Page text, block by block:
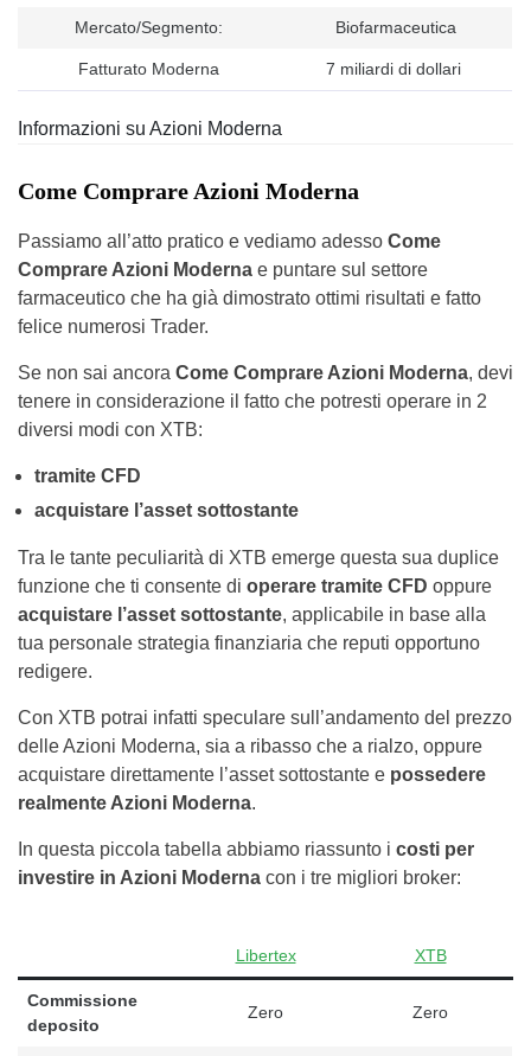
Mercato/Segmento: Biofarmaceutica
Fatturato Moderna 7 miliardi di dollari
Informazioni su Azioni Moderna
Come Comprare Azioni Moderna
Passiamo all’atto pratico e vediamo adesso Come
Comprare Azioni Moderna e puntare sul settore
farmaceutico che ha già dimostrato ottimi risultati e fatto
felice numerosi Trader.
Se non sai ancora Come Comprare Azioni Moderna, devi
tenere in considerazione il fatto che potresti operare in 2
diversi modi con XTB:
tramite CFD
acquistare l’asset sottostante
Tra le tante peculiarità di XTB emerge questa sua duplice
funzione che ti consente di operare tramite CFD oppure
acquistare l’asset sottostante, applicabile in base alla
tua personale strategia finanziaria che reputi opportuno
redigere.
Con XTB potrai infatti speculare sull’andamento del prezzo
delle Azioni Moderna, sia a ribasso che a rialzo, oppure
acquistare direttamente l’asset sottostante e possedere
realmente Azioni Moderna.
In questa piccola tabella abbiamo riassunto i costi per
investire in Azioni Moderna con i tre migliori broker:
Libertex XTB
Commissione
deposito
Zero Zero